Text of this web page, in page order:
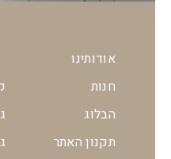
אודותינו
חנות
הבלוג
תקנון האתר